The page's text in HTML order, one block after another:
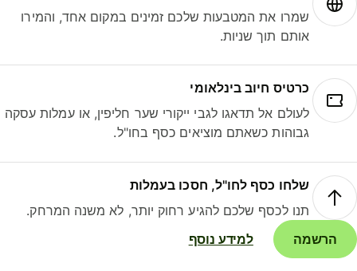
שמרו את המטבעות שלכם זמינים במקום אחד, והמירו
אותם תוך שניות.
כרטיס חיוב בינלאומי
לעולם אל תדאגו לגבי ייקורי שער חליפין, או עמלות עסקה
גבוהות כשאתם מוציאים כסף בחו"ל.
שלחו כסף לחו"ל, חסכו בעמלות
תנו לכסף שלכם להגיע רחוק יותר, לא משנה המרחק.
הרשמה
למידע נוסף